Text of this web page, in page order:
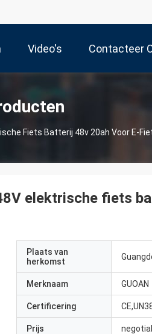
Video's Contacteer
Fiets Batterij 48v 20ah Voor E-
elektrische fiets
Plaats van
herkomst
Merknaam GUOAN
Certificering
Prijs